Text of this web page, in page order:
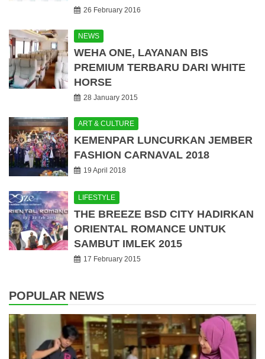
26 February 2016
NEWS
WEHA ONE, LAYANAN BIS
PREMIUM TERBARU DARI WHITE
HORSE
28 January 2015
ART & CULTURE
KEMENPAR LUNCURKAN JEMBER
FASHION CARNAVAL 2018
19 April 2018
LIFESTYLE
THE BREEZE BSD CITY HADIRKAN
ORIENTAL ROMANCE UNTUK
SAMBUT IMLEK 2015
17 February 2015
POPULAR NEWS